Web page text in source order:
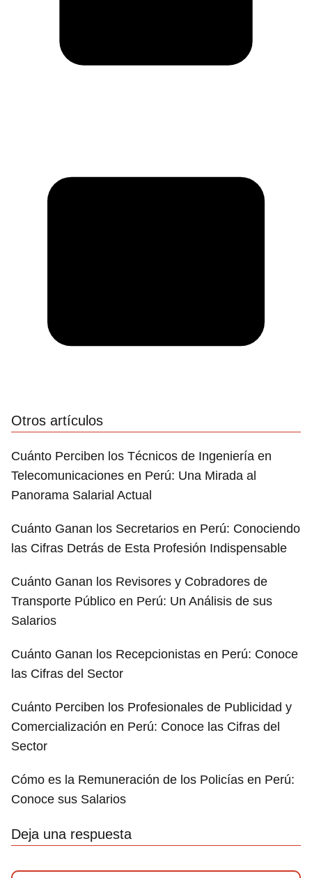
Otros artículos
Cuánto Perciben los Técnicos de Ingeniería en
Telecomunicaciones en Perú: Una Mirada al
Panorama Salarial Actual
Cuánto Ganan los Secretarios en Perú: Conociendo
las Cifras Detrás de Esta Profesión Indispensable
Cuánto Ganan los Revisores y Cobradores de
Transporte Público en Perú: Un Análisis de sus
Salarios
Cuánto Ganan los Recepcionistas en Perú: Conoce
las Cifras del Sector
Cuánto Perciben los Profesionales de Publicidad y
Comercialización en Perú: Conoce las Cifras del
Sector
Cómo es la Remuneración de los Policías en Perú:
Conoce sus Salarios
Deja una respuesta